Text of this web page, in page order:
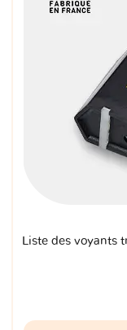
Liste des voyants